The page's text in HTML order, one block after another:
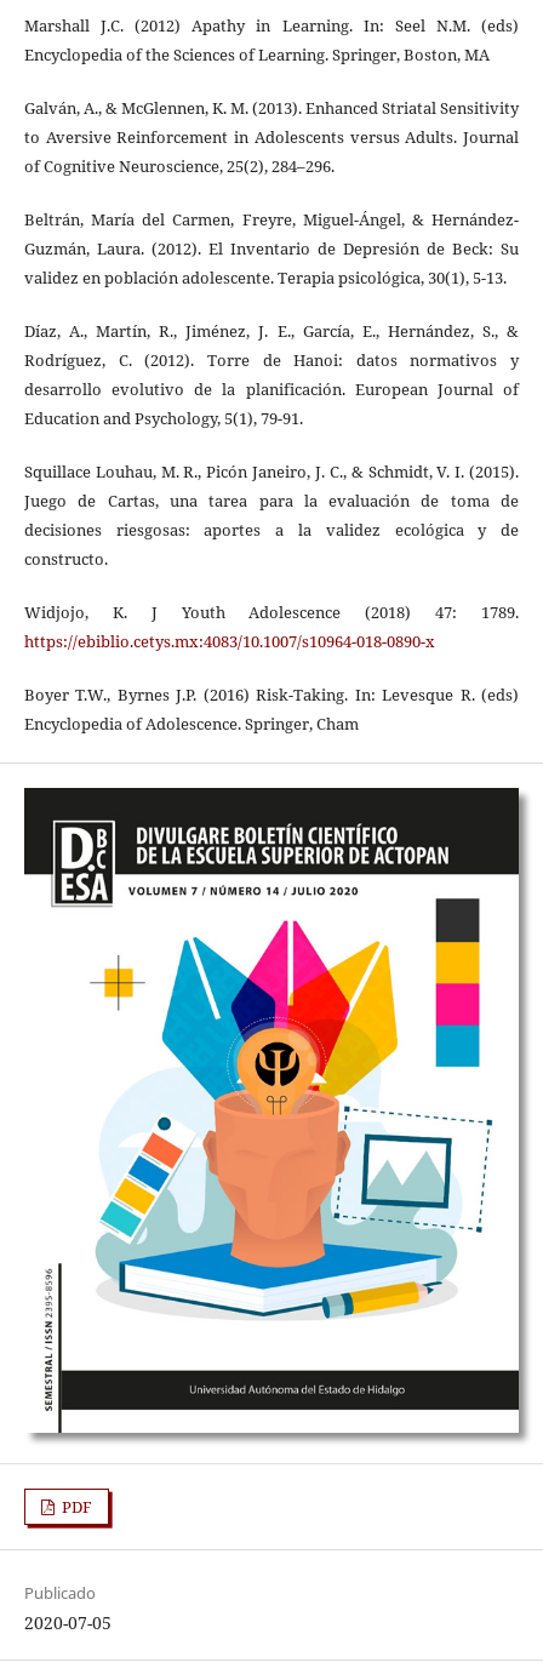
Marshall J.C. (2012) Apathy in Learning. In: Seel N.M. (eds)
Encyclopedia of the Sciences of Learning. Springer, Boston, MA
Galván, A., & McGlennen, K. M. (2013). Enhanced Striatal Sensitivity
to Aversive Reinforcement in Adolescents versus Adults. Journal
of Cognitive Neuroscience, 25(2), 284–296.
Beltrán, María del Carmen, Freyre, Miguel-Ángel, & Hernández-
Guzmán, Laura. (2012). El Inventario de Depresión de Beck: Su
validez en población adolescente. Terapia psicológica, 30(1), 5-13.
Díaz, A., Martín, R., Jiménez, J. E., García, E., Hernández, S., &
Rodríguez, C. (2012). Torre de Hanoi: datos normativos y
desarrollo evolutivo de la planificación. European Journal of
Education and Psychology, 5(1), 79-91.
Squillace Louhau, M. R., Picón Janeiro, J. C., & Schmidt, V. I. (2015).
Juego de Cartas, una tarea para la evaluación de toma de
decisiones riesgosas: aportes a la validez ecológica y de
constructo.
Widjojo, K. J Youth Adolescence (2018) 47: 1789.
https://ebiblio.cetys.mx:4083/10.1007/s10964-018-0890-x
Boyer T.W., Byrnes J.P. (2016) Risk-Taking. In: Levesque R. (eds)
Encyclopedia of Adolescence. Springer, Cham
PDF
Publicado
2020-07-05